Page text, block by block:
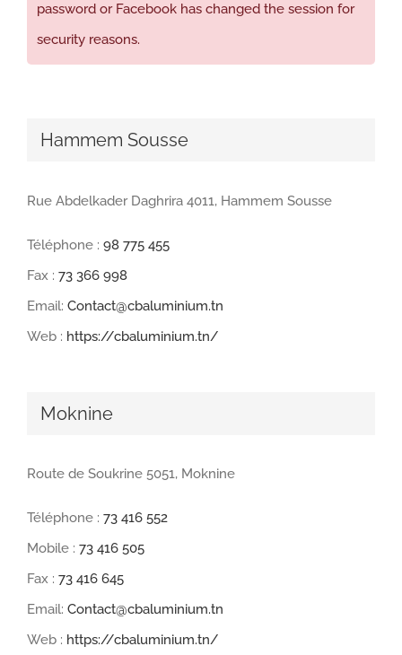
password or Facebook has changed the session for
security reasons.
Hammem Sousse
Rue Abdelkader Daghrira 4011, Hammem Sousse
Téléphone : 98 775 455
Fax : 73 366 998
Email: Contact@cbaluminium.tn
Web : https://cbaluminium.tn/
Moknine
Route de Soukrine 5051, Moknine
Téléphone : 73 416 552
Mobile : 73 416 505
Fax : 73 416 645
Email: Contact@cbaluminium.tn
Web : https://cbaluminium.tn/